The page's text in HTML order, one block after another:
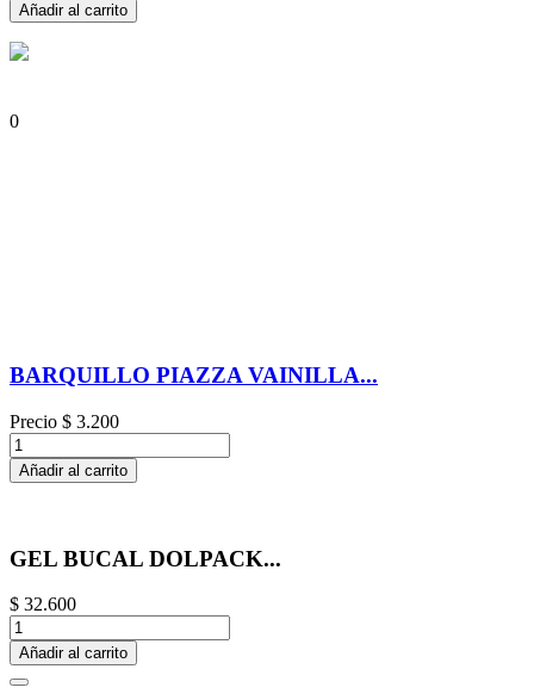
Añadir al carrito
0
BARQUILLO PIAZZA VAINILLA...
Precio $ 3.200
Añadir al carrito
GEL BUCAL DOLPACK...
$ 32.600
Añadir al carrito